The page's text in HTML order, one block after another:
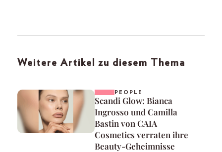
Weitere Artikel zu diesem Thema
PEOPLE
Scandi Glow: Bianca
Ingrosso und Camilla
Bastin von CAIA
Cosmetics verraten ihre
Beauty-Geheimnisse